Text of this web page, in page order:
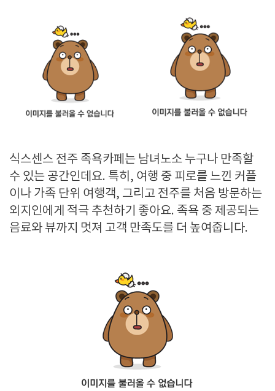
식스센스 전주 족욕카페는 남녀노소 누구나 만족할
수 있는 공간인데요. 특히, 여행 중 피로를 느낀 커플
이나 가족 단위 여행객, 그리고 전주를 처음 방문하는
외지인에게 적극 추천하기 좋아요. 족욕 중 제공되는
음료와 뷰까지 멋져 고객 만족도를 더 높여줍니다.